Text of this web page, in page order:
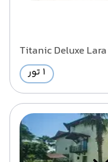
Titanic Deluxe Lara
1 تور